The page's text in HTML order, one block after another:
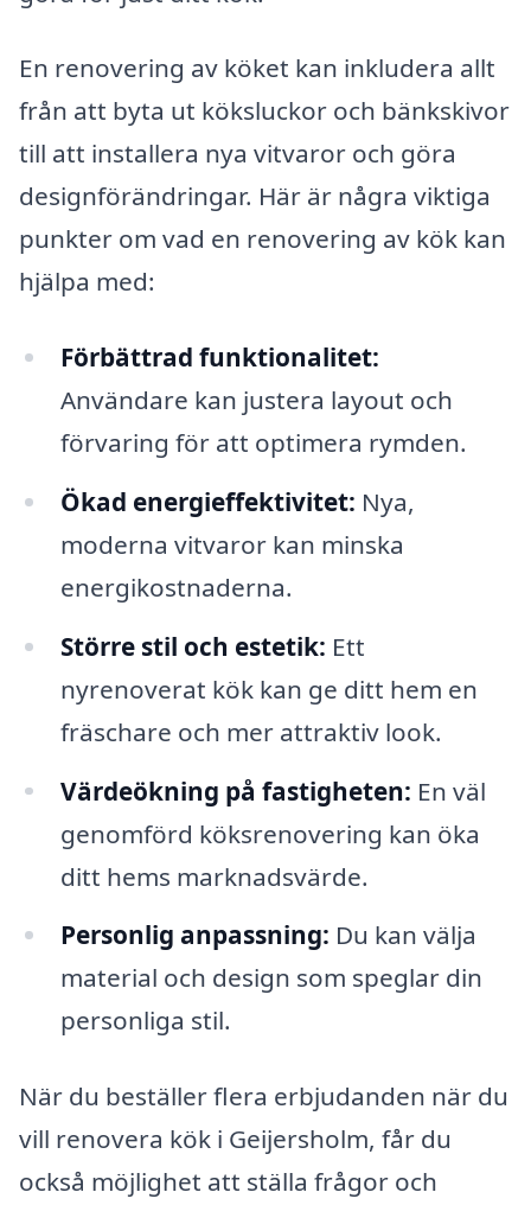
En renovering av köket kan inkludera allt
från att byta ut köksluckor och bänkskivor
till att installera nya vitvaror och göra
designförändringar. Här är några viktiga
punkter om vad en renovering av kök kan
hjälpa med:
Förbättrad funktionalitet:
Användare kan justera layout och
förvaring för att optimera rymden.
Ökad energieffektivitet: Nya,
moderna vitvaror kan minska
energikostnaderna.
Större stil och estetik: Ett
nyrenoverat kök kan ge ditt hem en
fräschare och mer attraktiv look.
Värdeökning på fastigheten: En väl
genomförd köksrenovering kan öka
ditt hems marknadsvärde.
Personlig anpassning: Du kan välja
material och design som speglar din
personliga stil.
När du beställer flera erbjudanden när du
vill renovera kök i Geijersholm, får du
också möjlighet att ställa frågor och